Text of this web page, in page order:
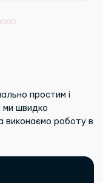
простим і
ми швидко
виконаємо роботу в